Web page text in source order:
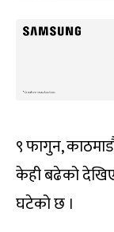
९ फागुन,
केही बढेको
घटेको छ ।